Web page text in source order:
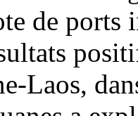
de ports
Laos,